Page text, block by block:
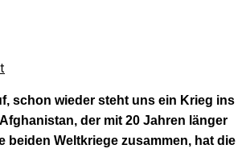
schon wieder steht uns ein Krieg ins
der mit 20 Jahren länger
beiden Weltkriege zusammen, hat die